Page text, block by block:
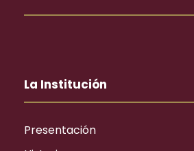
La Institución
Presentación